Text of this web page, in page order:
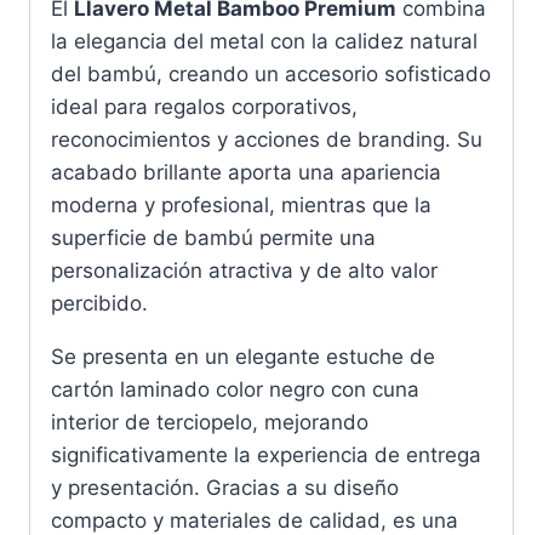
El Llavero Metal Bamboo Premium combina
la elegancia del metal con la calidez natural
del bambú, creando un accesorio sofisticado
ideal para regalos corporativos,
reconocimientos y acciones de branding. Su
acabado brillante aporta una apariencia
moderna y profesional, mientras que la
superficie de bambú permite una
personalización atractiva y de alto valor
percibido.
Se presenta en un elegante estuche de
cartón laminado color negro con cuna
interior de terciopelo, mejorando
significativamente la experiencia de entrega
y presentación. Gracias a su diseño
compacto y materiales de calidad, es una